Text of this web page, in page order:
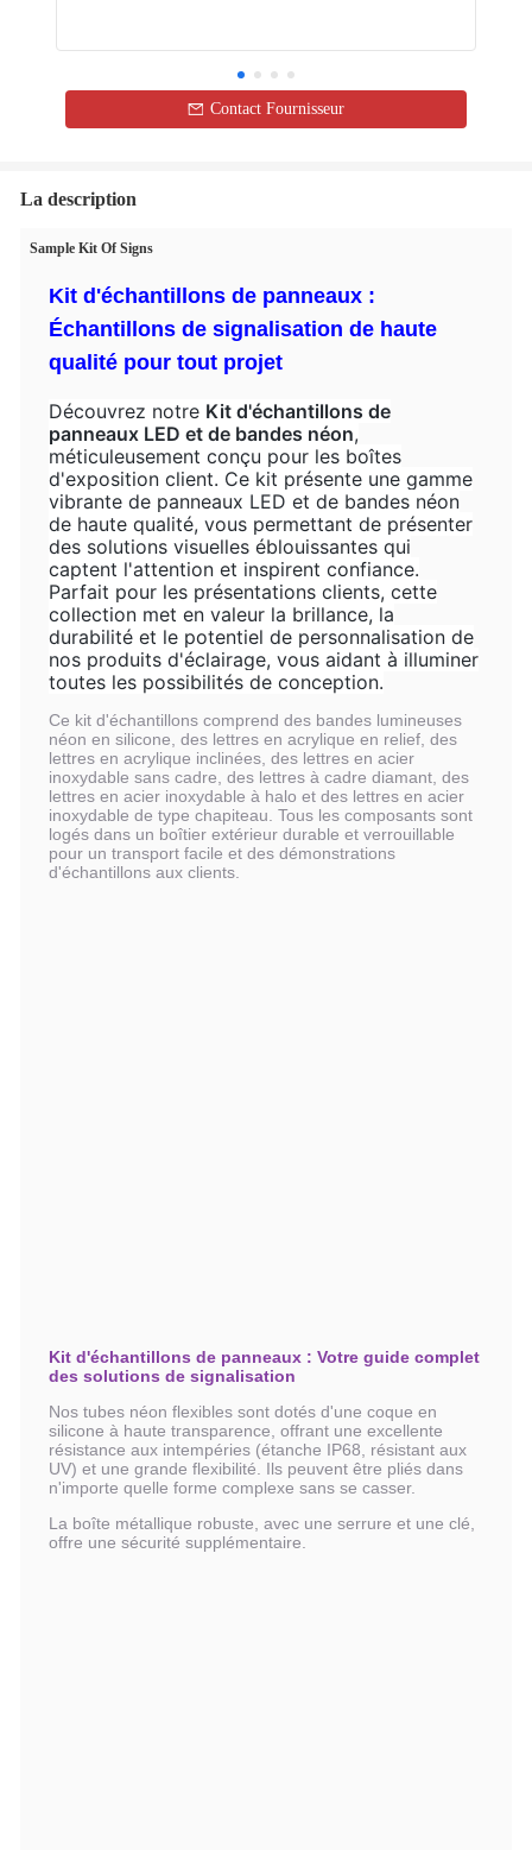
Contact Fournisseur
La description
Sample Kit Of Signs
Kit d'échantillons de panneaux :
Échantillons de signalisation de haute
qualité pour tout projet
Découvrez notre Kit d'échantillons de
panneaux LED et de bandes néon,
méticuleusement conçu pour les boîtes
d'exposition client. Ce kit présente une gamme
vibrante de panneaux LED et de bandes néon
de haute qualité, vous permettant de présenter
des solutions visuelles éblouissantes qui
captent l'attention et inspirent confiance.
Parfait pour les présentations clients, cette
collection met en valeur la brillance, la
durabilité et le potentiel de personnalisation de
nos produits d'éclairage, vous aidant à illuminer
toutes les possibilités de conception.
Ce kit d'échantillons comprend des bandes lumineuses
néon en silicone, des lettres en acrylique en relief, des
lettres en acrylique inclinées, des lettres en acier
inoxydable sans cadre, des lettres à cadre diamant, des
lettres en acier inoxydable à halo et des lettres en acier
inoxydable de type chapiteau. Tous les composants sont
logés dans un boîtier extérieur durable et verrouillable
pour un transport facile et des démonstrations
d'échantillons aux clients.
Kit d'échantillons de panneaux : Votre guide complet
des solutions de signalisation
Nos tubes néon flexibles sont dotés d'une coque en
silicone à haute transparence, offrant une excellente
résistance aux intempéries (étanche IP68, résistant aux
UV) et une grande flexibilité. Ils peuvent être pliés dans
n'importe quelle forme complexe sans se casser.
La boîte métallique robuste, avec une serrure et une clé,
offre une sécurité supplémentaire.